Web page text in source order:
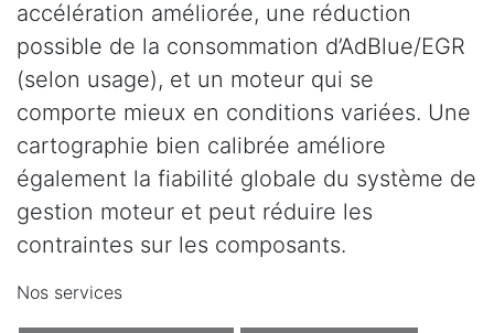
accélération améliorée, une réduction
possible de la consommation d’AdBlue/EGR
(selon usage), et un moteur qui se
comporte mieux en conditions variées. Une
cartographie bien calibrée améliore
également la fiabilité globale du système de
gestion moteur et peut réduire les
contraintes sur les composants.
Nos services